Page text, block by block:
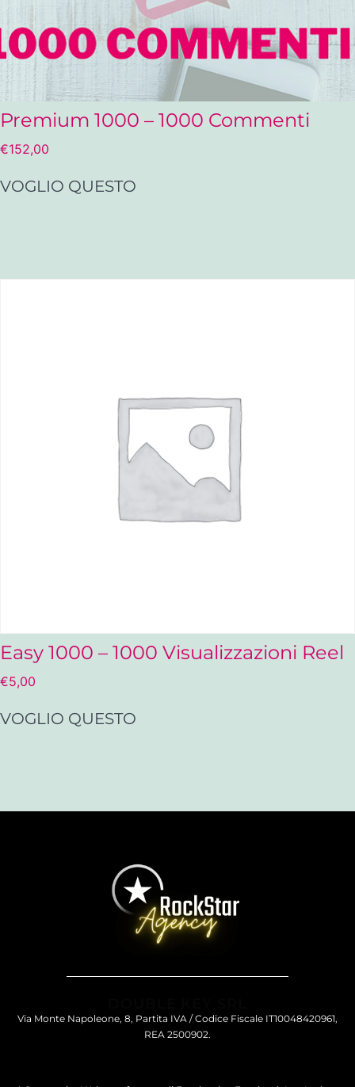
Premium 1000 – 1000 Commenti
€152,00
VOGLIO QUESTO
Easy 1000 – 1000 Visualizzazioni Reel
€5,00
VOGLIO QUESTO
Via Monte Napoleone, 8, Partita IVA / Codice Fiscale IT10048420961,
REA 2500902.